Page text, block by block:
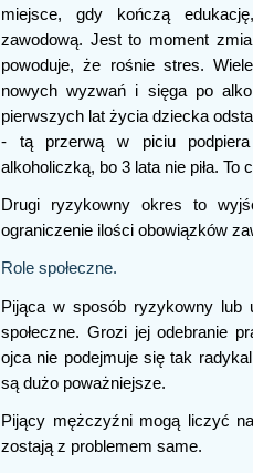
miejsce, gdy kończą
zawodową. Jest to moment
powoduje, że rośnie stres.
nowych wyzwań i sięga po
pierwszych lat życia dziecka
- tą przerwą w piciu
alkoholiczką, bo 3 lata nie piła. To
Drugi ryzykowny okres to
ograniczenie ilości obowiązków
Role społeczne.
Pijąca w sposób ryzykowny lub
społeczne. Grozi jej odebranie
ojca nie podejmuje się tak
są dużo poważniejsze.
Pijący mężczyźni mogą liczyć
zostają z problemem same.